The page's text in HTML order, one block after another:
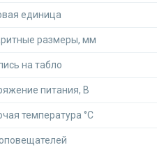
единица
размеры, мм
на табло
питания, В
температура °C